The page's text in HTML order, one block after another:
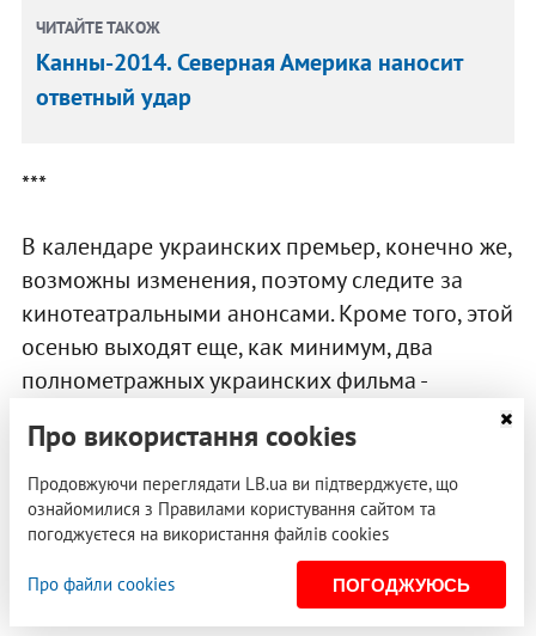
ЧИТАЙТЕ ТАКОЖ
Канны-2014. Северная Америка наносит
ответный удар
***
В календаре украинских премьер, конечно же,
возможны изменения, поэтому следите за
кинотеатральными анонсами. Кроме того, этой
осенью выходят еще, как минимум, два
полнометражных украинских фильма -
люди” Дмитрия Моисеева. Не забываем и о
кинофестивале “Молодость”, который, как
обычно, привезет какие-нибудь фестивальные
вкусности в конце октября.
Про використання cookies
Продовжуючи переглядати LB.ua ви підтверджуєте, що
ознайомилися з Правилами користування сайтом та
погоджуєтеся на використання файлів cookies
Про файли cookies ПОГОДЖУЮСЬ